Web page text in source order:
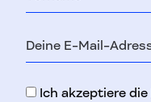
Mail-
Ich akzeptiere die